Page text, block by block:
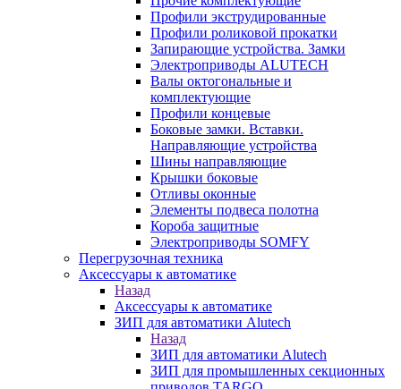
Профили экструдированные
Профили роликовой прокатки
Запирающие устройства. Замки
Электроприводы ALUTECH
Валы октогональные и
комплектующие
Профили концевые
Боковые замки. Вставки.
Направляющие устройства
Шины направляющие
Крышки боковые
Отливы оконные
Элементы подвеса полотна
Короба защитные
Электроприводы SOMFY
Перегрузочная техника
Аксессуары к автоматике
Назад
Аксессуары к автоматике
ЗИП для автоматики Alutech
Назад
ЗИП для автоматики Alutech
ЗИП для промышленных секционных